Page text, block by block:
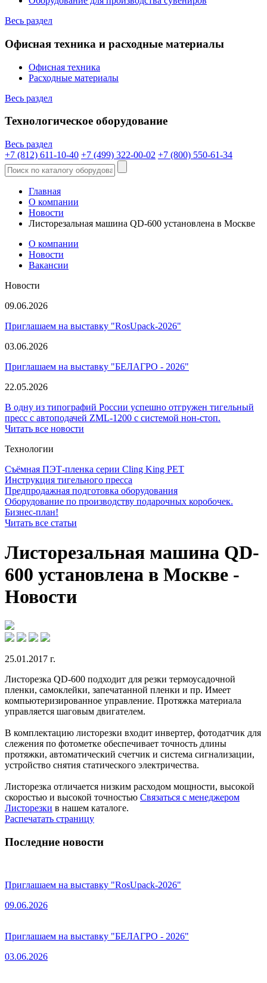
Весь раздел
Офисная техника и расходные материалы
Офисная техника
Расходные материалы
Весь раздел
Технологическое оборудование
Весь раздел
+7 (812) 611-10-40 +7 (499) 322-00-02 +7 (800) 550-61-34
Главная
О компании
Новости
Листорезальная машина QD-600 установлена в Москве
О компании
Новости
Вакансии
Новости
09.06.2026
Приглашаем на выставку "RosUpack-2026"
03.06.2026
Приглашаем на выставку "БЕЛАГРО - 2026"
22.05.2026
В одну из типографий России успешно отгружен тигельный
пресс с автоподачей ZML-1200 с системой нон-стоп.
Читать все новости
Технологии
Съёмная ПЭТ-пленка серии Cling King PET
Инструкция тигельного пресса
Предпродажная подготовка оборудования
Оборудование по производству подарочных коробочек.
Бизнес-план!
Читать все статьи
Листорезальная машина QD-
600 установлена в Москве -
Новости
25.01.2017 г.
Листорезка QD-600 подходит для резки термоусадочной
пленки, самоклейки, запечатанной пленки и пр. Имеет
компьютеризированное управление. Протяжка материала
управляется шаговым двигателем.
В комплектацию листорезки входит инвертер, фотодатчик для
слежения по фотометке обеспечивает точность длины
протяжки, автоматический счетчик и система сигнализации,
устройство снятия статического электричества.
Листорезка отличается низким расходом мощности, высокой
скоростью и высокой точностью Связаться с менеджером
Листорезки в нашем каталоге.
Распечатать страницу
Последние новости
Приглашаем на выставку "RosUpack-2026"
09.06.2026
Приглашаем на выставку "БЕЛАГРО - 2026"
03.06.2026